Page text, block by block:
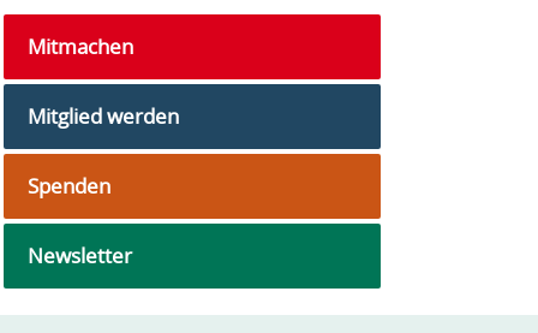
Mitmachen
Mitglied werden
Spenden
Newsletter